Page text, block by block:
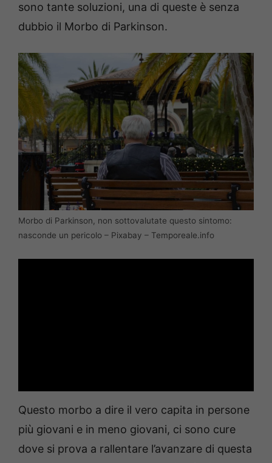
sono tante soluzioni, una di queste è senza
dubbio il Morbo di Parkinson.
Morbo di Parkinson, non sottovalutate questo sintomo:
nasconde un pericolo – Pixabay – Temporeale.info
Questo morbo a dire il vero capita in persone
più giovani e in meno giovani, ci sono cure
dove si prova a rallentare l’avanzare di questa